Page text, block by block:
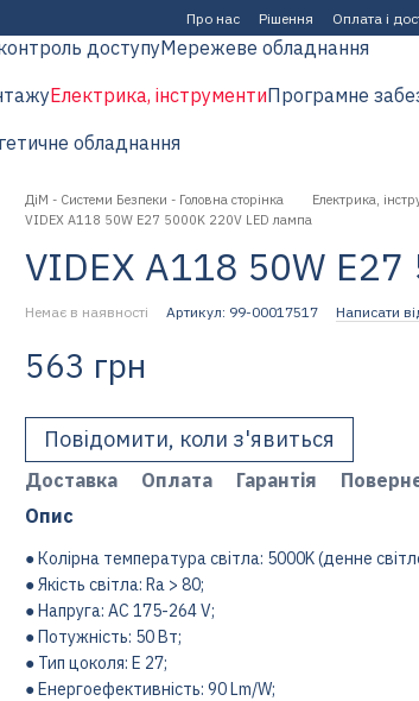
Про нас Рішення Оплата і
доступуМережеве обладнання
Електрика, інструментиПрограмне
обладнання
ДіМ - Системи Безпеки - Головна сторінка
Електрика,
VIDEX A118 50W E27 5000K 220V LED лампа
VIDEX A118 50W
Немає в наявності Артикул: 99-00017517 Написати
563 грн
Повідомити, коли з'явиться
Доставка Оплата Гарантія
Опис
● Колірна температура світла: 5000K (денне
● Якість світла: Ra > 80;
● Напруга: AC 175-264 V;
● Потужність: 50 Вт;
● Тип цоколя: Е 27;
● Енергоефективність: 90 Lm/W;